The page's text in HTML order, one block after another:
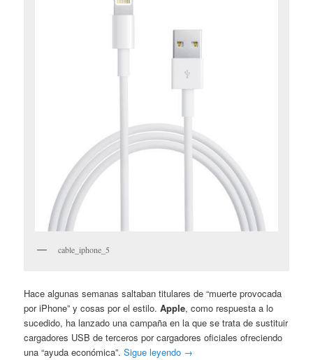
cable_iphone_5
Hace algunas semanas saltaban titulares de “muerte provocada
por iPhone” y cosas por el estilo.Apple, como respuesta a lo
sucedido, ha lanzado una campaña en la que se trata de sustituir
cargadores USB de terceros por cargadores oficiales ofreciendo
una “ayuda económica”.Sigue leyendo →